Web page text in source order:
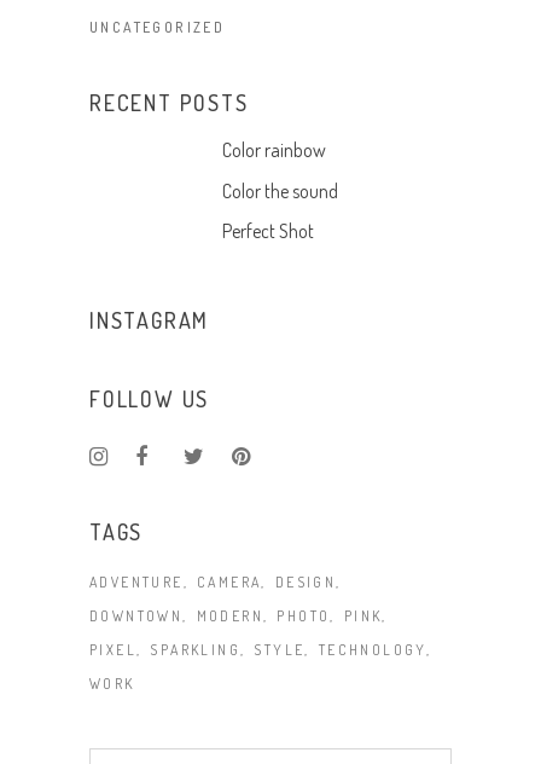
UNCATEGORIZED
RECENT POSTS
Color rainbow
Color the sound
Perfect Shot
INSTAGRAM
FOLLOW US
TAGS
ADVENTURE CAMERA
DESIGN
DOWNTOWN
MODERN PHOTO
PINK
PIXEL
SPARKLING STYLE
TECHNOLOGY
WORK